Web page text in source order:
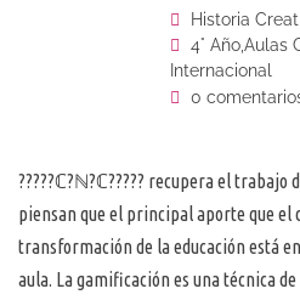
Historia
4° Año,Aulas
Internacional
0
?????ℂ?ℕ?ℂ????? recupera el trabajo
piensan que el principal aporte que el
transformación de la educación está
aula. La gamificación es una técnica